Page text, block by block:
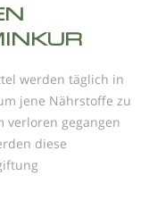
werden täglich in
jene Nährstoffe zu
verloren gegangen
diese